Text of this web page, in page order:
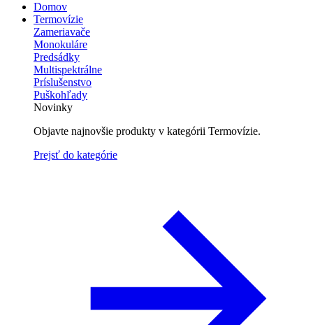
Domov
Termovízie
Zameriavače
Monokuláre
Predsádky
Multispektrálne
Príslušenstvo
Puškohľady
Novinky
Objavte najnovšie produkty v kategórii Termovízie.
Prejsť do kategórie